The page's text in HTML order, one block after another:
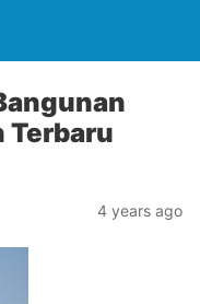
Terbaru
4 years ago